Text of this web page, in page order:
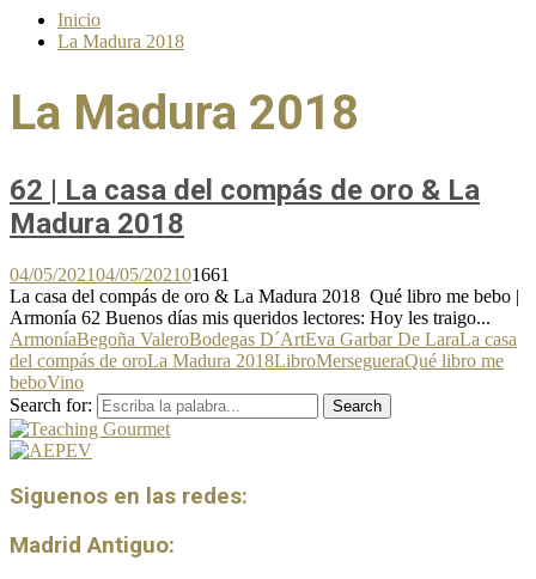
Inicio
La Madura 2018
La Madura 2018
62 | La casa del compás de oro & La
Madura 2018
04/05/202104/05/202101661
La casa del compás de oro & La Madura 2018 Qué libro me bebo |
Armonía 62 Buenos días mis queridos lectores: Hoy les traigo...
ArmoníaBegoña ValeroBodegas D´ArtEva Garbar De LaraLa casa
del compás de oroLa Madura 2018LibroMersegueraQué libro me
beboVino
Search for:
Search
Siguenos en las redes:
Madrid Antiguo: